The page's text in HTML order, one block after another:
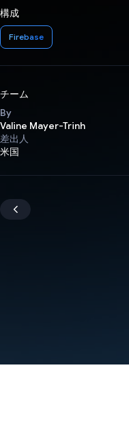
構成
Firebase
チーム
By
Valine Mayer-Trinh
差出人
米国